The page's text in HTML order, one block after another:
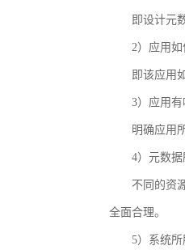
即设计元
2）应用如
即该应用
3）应用有
明确应用
4）元数据
不同的资
全面合理。
5）系统所